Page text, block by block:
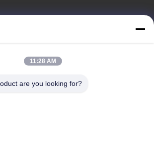
11:28 AM
are you looking for?